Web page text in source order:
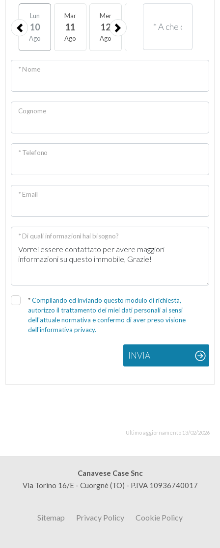
Lun
10
Ago
Mar
11
Ago
Mer
12
Ago
14
* Nome
Cognome
* Telefono
* Email
* Di quali informazioni hai bisogno?
*Compilando ed inviando questo modulo di richiesta,
autorizzo il trattamento dei miei dati personali ai sensi
dell'attuale normativa e confermo di aver preso visione
dell'informativa privacy.
INVIA
Ultimo aggiornamento 13/02/2026
Canavese Case Snc
Via Torino 16/E - Cuorgnè (TO) - P.IVA 10936740017
Sitemap Privacy Policy Cookie Policy